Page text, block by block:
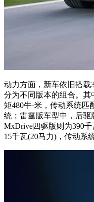
动力方面，新车依旧搭载
分为不同版本的组合。其
矩480牛·米，传动系统
统；雷霆版车型中，后驱
MxDrive四驱版则为390
15千瓦(20马力)，传动系